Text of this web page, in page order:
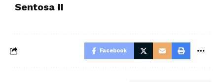
Sentosa II
Facebook